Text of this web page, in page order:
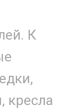
К
кресла